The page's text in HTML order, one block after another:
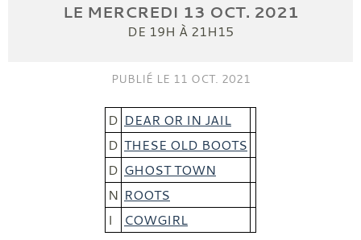
LE MERCREDI 13 OCT. 2021
DE 19H À 21H15
PUBLIÉ LE 11 OCT. 2021
D DEAR OR IN JAIL
D THESE OLD BOOTS
D GHOST TOWN
N ROOTS
I
COWGIRL